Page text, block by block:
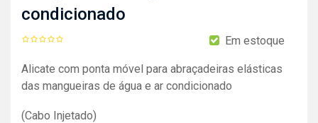
condicionado
Em estoque
Alicate com ponta móvel para abraçadeiras elásticas
das mangueiras de água e ar condicionado
(Cabo Injetado)